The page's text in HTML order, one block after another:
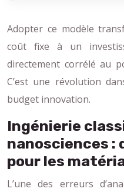
Adopter ce modèle
coût fixe à un
directement corrélé au
C’est une révolution
budget innovation.
Ingénierie
nanosciences :
pour les
L’une des erreurs